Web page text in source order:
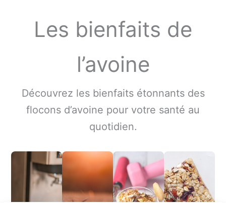
Les bienfaits de
l’avoine
Découvrez les bienfaits étonnants des
flocons d’avoine pour votre santé au
quotidien.